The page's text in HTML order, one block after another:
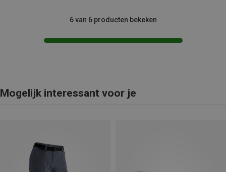
6 van 6 producten bekeken
Mogelijk interessant voor je